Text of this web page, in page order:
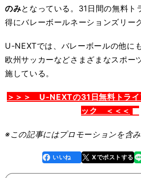
のみとなっている。31日間の無料ト
得にバレーボールネーションズリー
U-NEXTでは、バレーボールの他に
欧州サッカーなどさまざまなスポー
施している。
＞＞＞ U-NEXTの31日無料トライ
ック ＜＜＜
※この記事にはプロモーションを含み
faceboo
k
いいね Xでポストする
line